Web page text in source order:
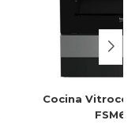
Cocina